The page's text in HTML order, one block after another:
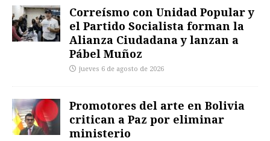
Correísmo con Unidad Popular y
el Partido Socialista forman la
Alianza Ciudadana y lanzan a
Pábel Muñoz
jueves 6 de agosto de 2026
Promotores del arte en Bolivia
critican a Paz por eliminar
ministerio